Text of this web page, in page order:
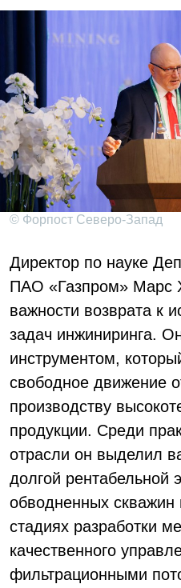
© Форпост Северо-Запад
Директор по науке
ПАО «Газпром» Марс
важности возврата к
задач инжиниринга.
инструментом,
свободное движение
производству
продукции. Среди
отрасли он выделил
долгой рентабельной
обводненных
стадиях разработки
качественного
фильтрационными